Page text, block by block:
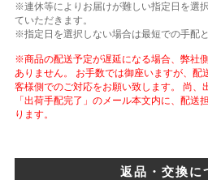
※連休等によりお届けが難しい指定日を選
ていただきます。
※指定日を選択しない場合は最短での手配と
※商品の配送予定が遅延になる場合、弊社
ありません。 お手数では御座いますが、配
客様側でのご対応をお願い致します。 尚、
「出荷手配完了」のメール本文内に、配送
ります。
返品・交換に